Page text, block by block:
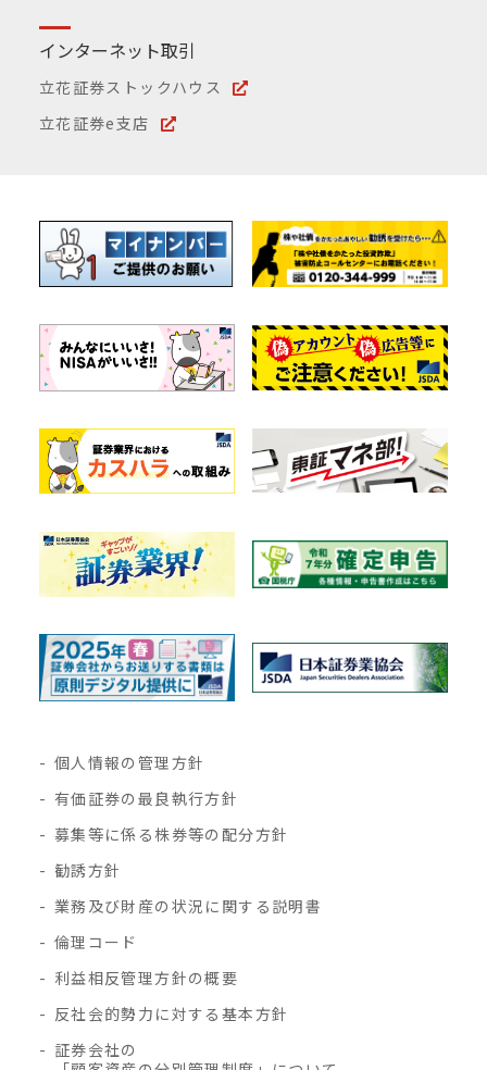
インターネット取引
立花証券ストックハウス
立花証券e支店
個人情報の管理方針
有価証券の最良執行方針
募集等に係る株券等の配分方針
勧誘方針
業務及び財産の状況に関する説明書
倫理コード
利益相反管理方針の概要
反社会的勢力に対する基本方針
証券会社の